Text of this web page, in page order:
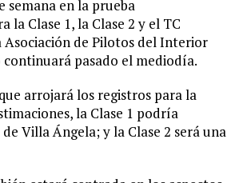
semana en la prueba
Clase 1, la Clase 2 y el TC
Asociación de Pilotos del Interior
continuará pasado el mediodía.
arrojará los registros para la
la Clase 1 podría
Villa Ángela; y la Clase 2 será una